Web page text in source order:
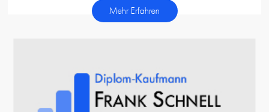
Mehr Erfahren